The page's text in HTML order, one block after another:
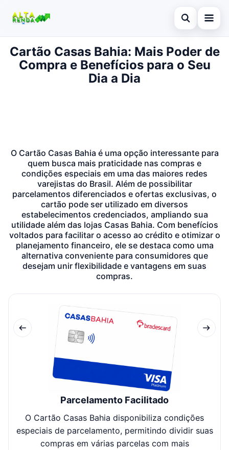
Abrir busca
Inicial
Cartão de Crédito
Buscar no site
Cartão Casas Bahia: Mais Poder de
Compra e Benefícios para o Seu
Dia a Dia
O Cartão Casas Bahia é uma opção interessante para
quem busca mais praticidade nas compras e
condições especiais em uma das maiores redes
varejistas do Brasil. Além de possibilitar
parcelamentos diferenciados e ofertas exclusivas, o
cartão pode ser utilizado em diversos
estabelecimentos credenciados, ampliando sua
utilidade além das lojas Casas Bahia. Com benefícios
voltados para facilitar o acesso ao crédito e otimizar o
planejamento financeiro, ele se destaca como uma
alternativa conveniente para consumidores que
desejam unir flexibilidade e vantagens em suas
compras.
Parcelamento Facilitado
O Cartão Casas Bahia disponibiliza condições
especiais de parcelamento, permitindo dividir suas
compras em várias parcelas com mais